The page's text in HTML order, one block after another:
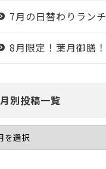
7月の日替わりランチ
8月限定！葉月御膳！
月別投稿一覧